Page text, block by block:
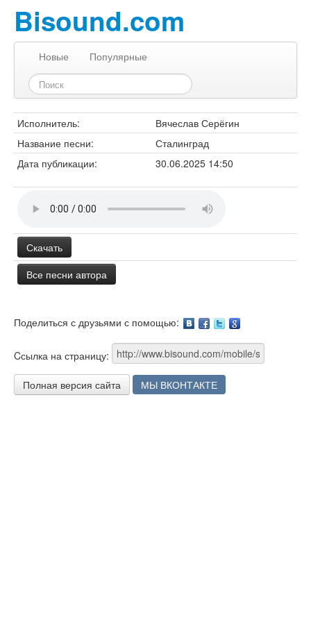
Bisound.com
Новые Популярные
Исполнитель:
Вячеслав Серёгин
Название песни:
Сталинград
Дата публикации:
30.06.2025 14:50
Скачать
Все песни автора
Поделиться с друзьями с помощью:
Cсылка на страницу:
Полная версия сайта МЫ ВКОНТАКТЕ